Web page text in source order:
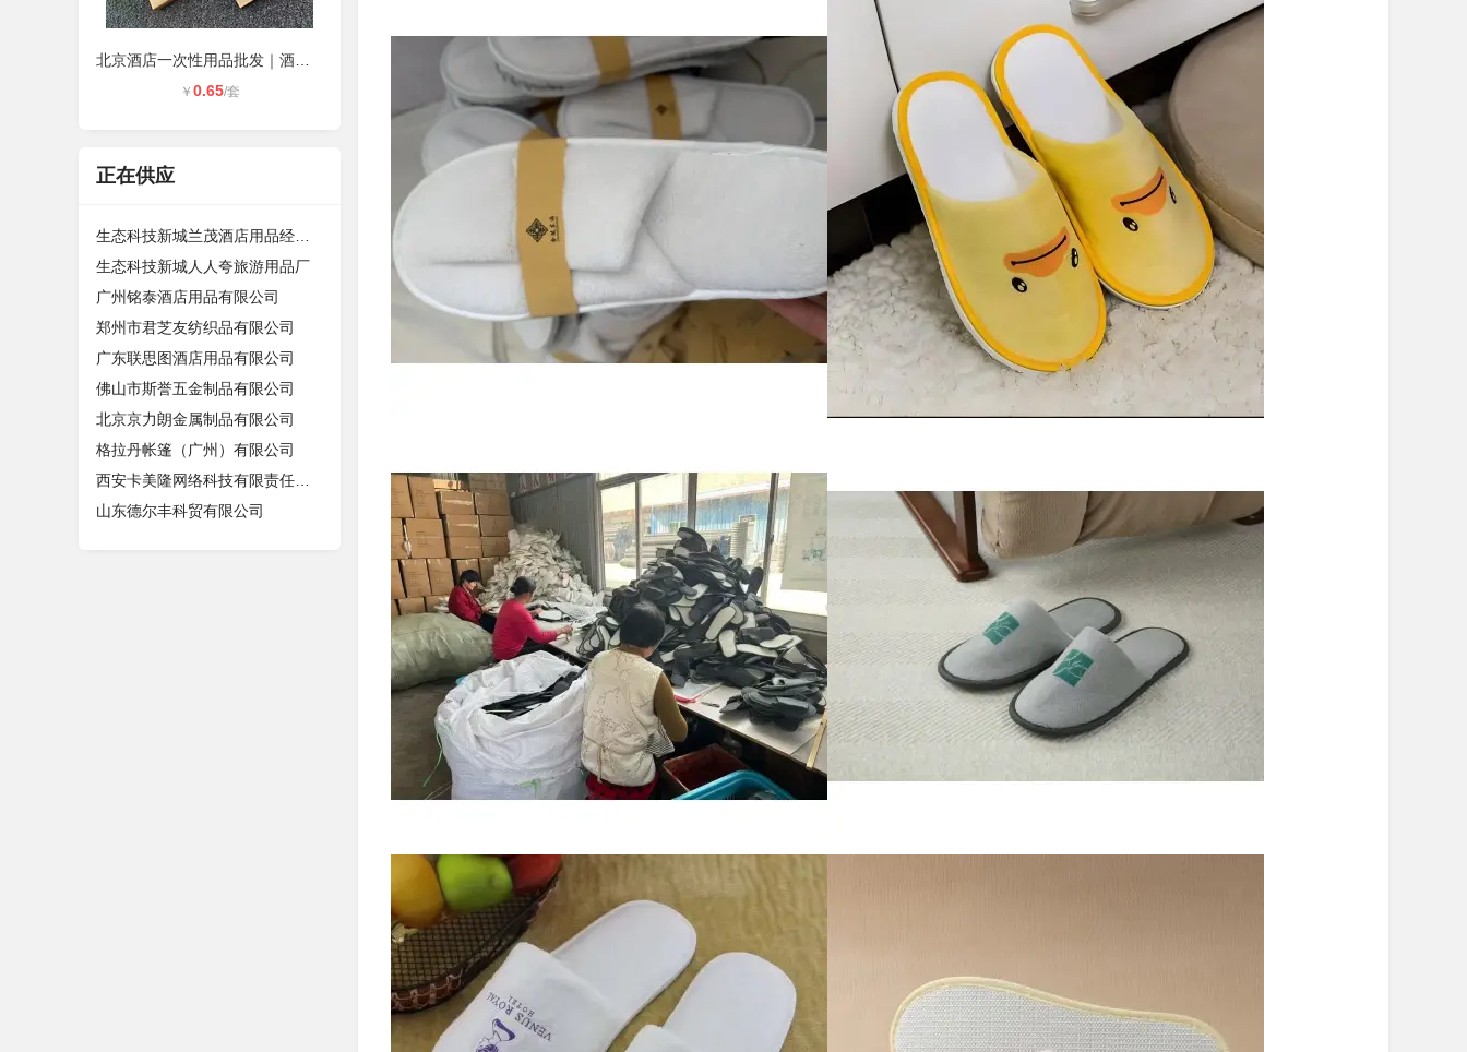
￥ 0.65/套
正在供应
生态科技新城人人夸旅游用品厂
广州铭泰酒店用品有限公司
郑州市君芝友纺织品有限公司
广东联思图酒店用品有限公司
佛山市斯誉五金制品有限公司
北京京力朗金属制品有限公司
格拉丹帐篷（广州）有限公司
山东德尔丰科贸有限公司